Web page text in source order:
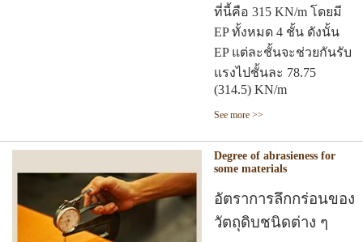
ที่นี้คือ 315 KN/m โดยมี
EP ทั้งหมด 4 ชั้น ดังนั้น
EP แต่ละชั้นจะช่วยกันรับ
แรงไปชั้นละ 78.75
(314.5) KN/m
See more >>
Degree of abrasieness for
some materials
อัตราการลึกกร่อนของ
วัตถุดิบชนิดต่าง ๆ